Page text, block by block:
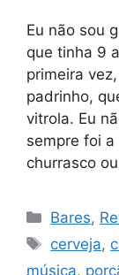
Eu não sou
que tinha 9
primeira
padrinho,
vitrola. Eu
sempre foi
churrasco
Bares,
Tags
cerveja,
música,